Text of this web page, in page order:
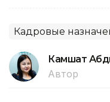
Кадровые
Камшат
Автор